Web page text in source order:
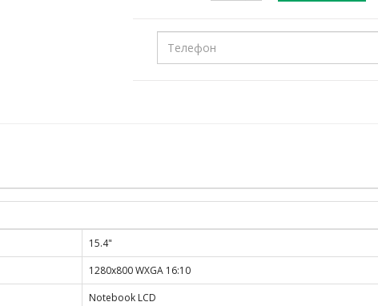
15.4"
1280x800 WXGA 16:10
Notebook LCD